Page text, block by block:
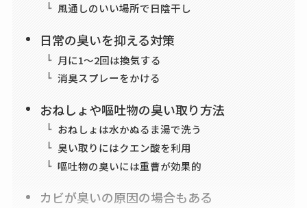
風通しのいい場所で日陰干し
日常の臭いを抑える対策
月に1〜2回は換気する
消臭スプレーをかける
おねしょや嘔吐物の臭い取り方法
おねしょは水かぬるま湯で洗う
臭い取りにはクエン酸を利用
嘔吐物の臭いには重曹が効果的
カビが臭いの原因の場合もある